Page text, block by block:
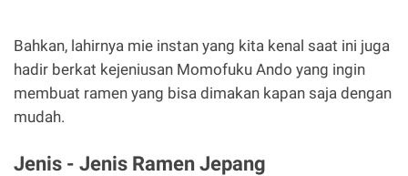
Bahkan, lahirnya mie instan yang kita kenal saat ini juga
hadir berkat kejeniusan Momofuku Ando yang ingin
membuat ramen yang bisa dimakan kapan saja dengan
mudah.
Jenis - Jenis Ramen Jepang